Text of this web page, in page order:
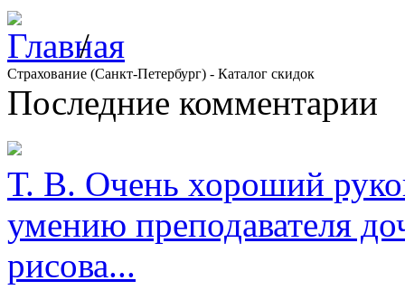
/
Страхование (Санкт-Петербург) - Каталог скидок
Последние комментарии
Т. В. Очень хороший
умению преподавателя
рисова...